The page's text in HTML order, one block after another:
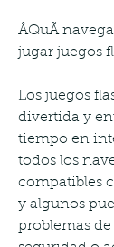
ÂQuÃ
jugar juegos
Los juegos
divertida y
tiempo en
todos los
compatibles
y algunos
problemas